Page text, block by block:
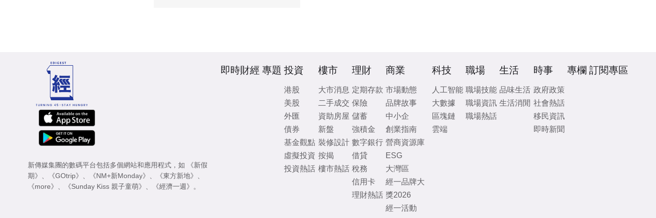
新傳媒集團的數碼平台包括多個網站和應用程式，如
《新假
期》
《GOtrip》 《NM+新Monday》 《東方新地》
《more》
《Sunday Kiss 親子童萌》 《經濟一週》 。
即時財經 專題 投資
港股
美股
外匯
債券
基金觀點
虛擬投資
投資熱話
樓市
大市消息
二手成交
資助房屋
新盤
裝修設計
按揭
樓市熱話
理財
定期存款
保險
儲蓄
強積金
數字銀行
借貸
稅務
信用卡
理財熱話
商業
市場動態
品牌故事
中小企
創業指南
營商資源庫
ESG
大灣區
經一品牌大
獎2026
經一活動
科技
人工智能
大數據
區塊鏈
雲端
職場
職場技能
職場資訊
職場熱話
生活
品味生活
生活消閒
時事
政府政策
社會熱話
移民資訊
即時新聞
專欄 訂閱專區